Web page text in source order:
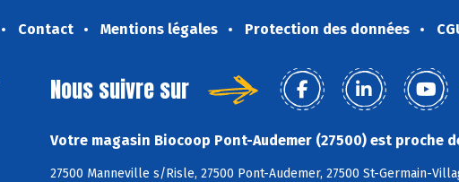
Contact Mentions légales Protection des données
Nous suivre sur
Votre magasin Biocoop Pont-Audemer (27500) est proche
27500 Manneville s/Risle, 27500 Pont-Audemer, 27500 St-Germain-